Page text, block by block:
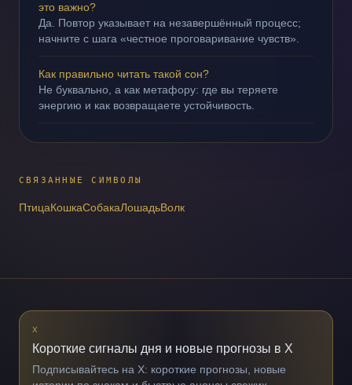
это важно?
Да. Повтор указывает на незавершённый процесс;
начните с шага «честное проговаривание чувств».
Как правильно читать такой сон?
Не буквально, а как метафору: где вы теряете
энергию и как возвращаете устойчивость.
СВЯЗАННЫЕ СИМВОЛЫ
ПтицаКошкаСобакаЛошадьВолк
X
Короткие сигналы дня и новые прогнозы в X
Подписывайтесь на X: короткие прогнозы, новые